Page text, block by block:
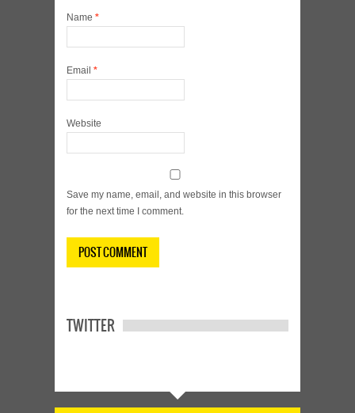
Name *
Email *
Website
Save my name, email, and website in this browser
for the next time I comment.
TWITTER